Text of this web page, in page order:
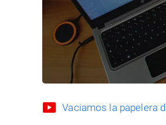
Vaciamos la papelera